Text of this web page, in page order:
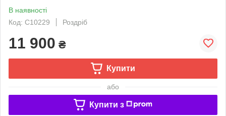
В наявності
Код: С10229
Роздріб
11 900 ₴
Купити
або
Купити з